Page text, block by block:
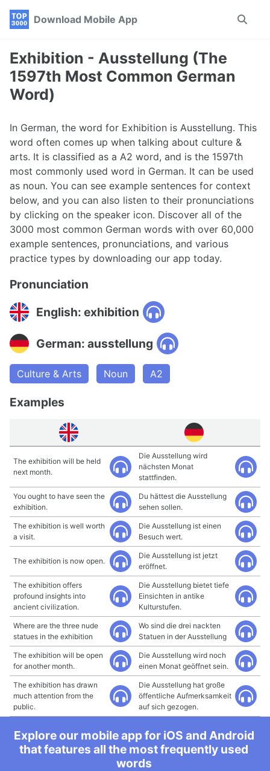
Skip
navigation
Skip
Skip
Download Mobile App
Toggle
Exhibition - Ausstellung (The
1597th Most Common German
Word)
In German, the word for Exhibition is Ausstellung. This
word often comes up when talking about culture &
arts. It is classified as a A2 word, and is the 1597th
most commonly used word in German. It can be used
as noun. You can see example sentences for context
below, and you can also listen to their pronunciations
by clicking on the speaker icon. Discover all of the
3000 most common German words with over 60,000
example sentences, pronunciations, and various
practice types by downloading our app today.
Pronunciation
English: exhibition
German: ausstellung
Culture & Arts Noun A2
Examples
The exhibition will be held
next month.
Die Ausstellung wird
nächsten Monat
stattfinden.
You ought to have seen the
exhibition.
Du hättest die Ausstellung
sehen sollen.
The exhibition is well worth
a visit.
Die Ausstellung ist einen
Besuch wert.
The exhibition is now open.
Die Ausstellung ist jetzt
eröffnet.
The exhibition offers
profound insights into
ancient civilization.
Die Ausstellung bietet tiefe
Einsichten in antike
Kulturstufen.
Where are the three nude
statues in the exhibition
Wo sind die drei nackten
Statuen in der Ausstellung
The exhibition will be open
for another month.
Die Ausstellung wird noch
einen Monat geöffnet sein.
The exhibition has drawn
much attention from the
public.
Die Ausstellung hat große
öffentliche Aufmerksamkeit
auf sich gezogen.
Explore our mobile app for iOS and Android
that features all the most frequently used
words